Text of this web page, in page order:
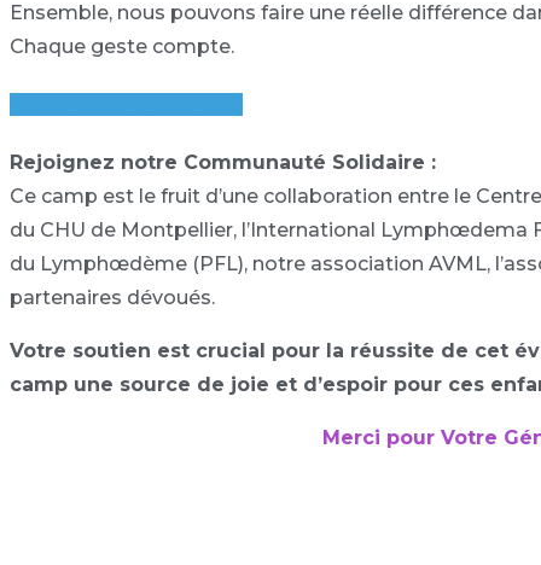
Ensemble, nous pouvons faire une réelle différence
Chaque geste compte.
Rejoignez notre Communauté Solidaire :
Ce camp est le fruit d’une collaboration entre le
du CHU de Montpellier, l’International Lymphœdema
du Lymphœdème (PFL), notre association AVML,
partenaires dévoués.
Votre soutien est crucial pour la réussite de cet
camp une source de joie et d’espoir pour ces
Merci pour Votre